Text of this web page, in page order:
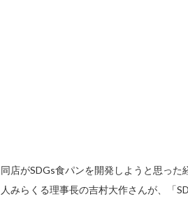
同店がSDGs食パンを開発しようと思っ
人みらくる理事長の吉村大作さんが、「